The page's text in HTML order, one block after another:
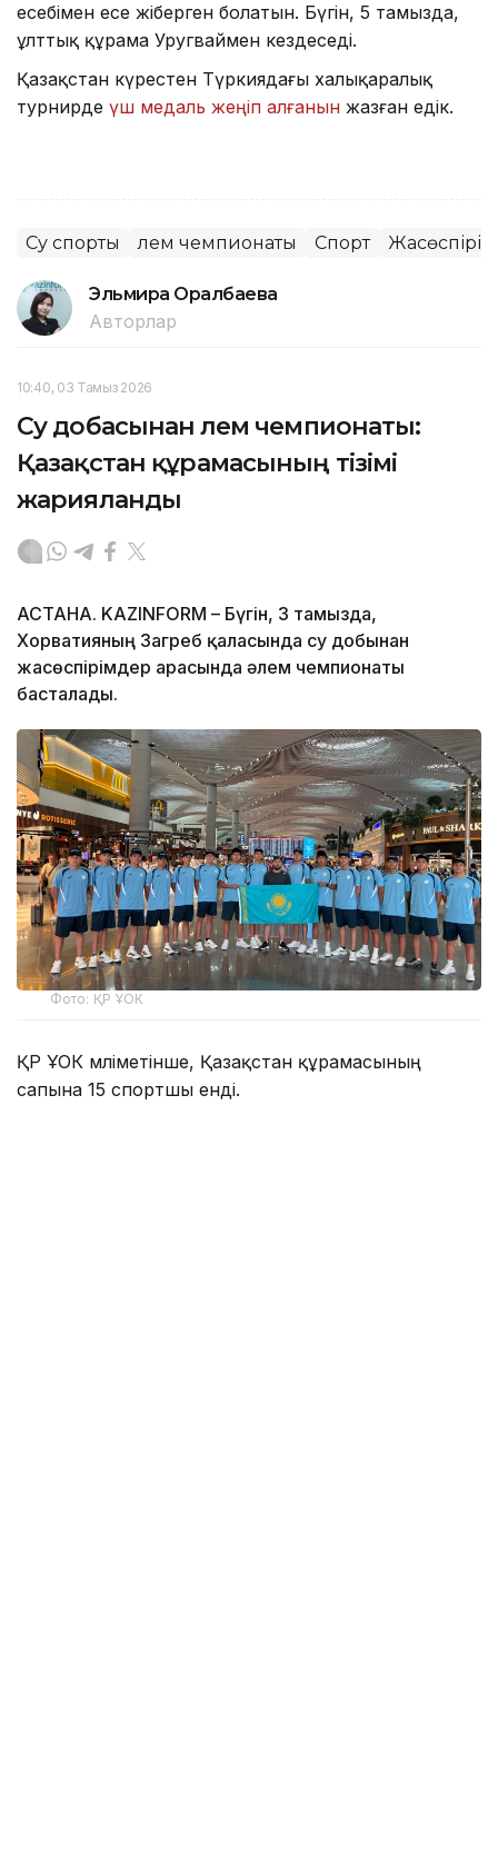
есебімен есе жіберген болатын. Бүгін, 5 тамызда,
ұлттық құрама Уругваймен кездеседі.
Қазақстан күрестен Түркиядағы халықаралық
турнирде үш медаль жеңіп алғанын жазған едік.
Су спорты Әлем чемпионаты Спорт Жасөспірім
Эльмира Оралбаева
Авторлар
10:40, 03 Тамыз 2026
Су добасынан әлем чемпионаты:
Қазақстан құрамасының тізімі
жарияланды
АСТАНА. KAZINFORM – Бүгін, 3 тамызда,
Хорватияның Загреб қаласында су добынан
жасөспірімдер арасында әлем чемпионаты
басталады.
Фото: ҚР ҰОК
ҚР ҰОК мәліметінше, Қазақстан құрамасының
сапына 15 спортшы енді.